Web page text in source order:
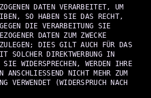
DATEN VERARBEITET, UM
SO HABEN SIE DAS RECHT,
DIE VERARBEITUNG SIE
DATEN ZUM ZWECKE
DIES GILT AUCH FÜR DAS
SOLCHER DIREKTWERBUNG IN
SIE WIDERSPRECHEN, WERDEN IHRE
ANSCHLIESSEND NICHT MEHR ZUM
VERWENDET (WIDERSPRUCH NACH